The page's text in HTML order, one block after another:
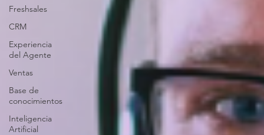
Freshsales
CRM
Experiencia
del Agente
Ventas
Base de
conocimientos
Inteligencia
Artificial